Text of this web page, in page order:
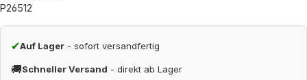
P26512
✔Auf Lager - sofort versandfertig
🚚Schneller Versand - direkt ab Lager